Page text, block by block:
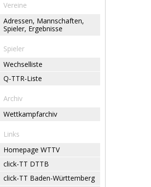
Vereine
Adressen, Mannschaften,
Spieler, Ergebnisse
Spieler
Wechselliste
Q-TTR-Liste
Archiv
Wettkampfarchiv
Links
Homepage WTTV
click-TT DTTB
click-TT Baden-Württemberg